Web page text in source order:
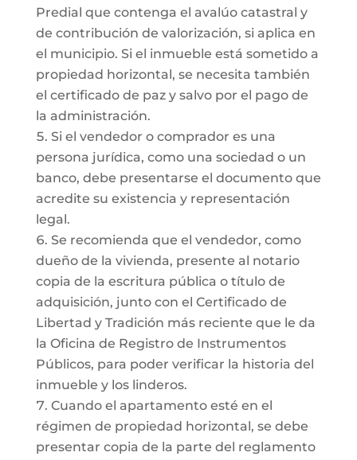
Predial que contenga el avalúo catastral y
de contribución de valorización, si aplica en
el municipio. Si el inmueble está sometido a
propiedad horizontal, se necesita también
el certificado de paz y salvo por el pago de
la administración.
Si el vendedor o comprador es una
persona jurídica, como una sociedad o un
banco, debe presentarse el documento que
acredite su existencia y representación
legal.
Se recomienda que el vendedor, como
dueño de la vivienda, presente al notario
copia de la escritura pública o título de
adquisición, junto con el Certificado de
Libertad y Tradición más reciente que le da
la Oficina de Registro de Instrumentos
Públicos, para poder verificar la historia del
inmueble y los linderos.
Cuando el apartamento esté en el
régimen de propiedad horizontal, se debe
presentar copia de la parte del reglamento